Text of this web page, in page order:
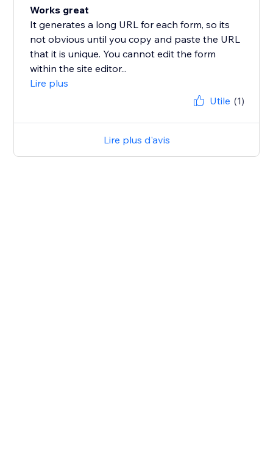
Works great
It generates a long URL for each form, so its
not obvious until you copy and paste the URL
that it is unique. You cannot edit the form
within the site editor...
Lire plus
Utile (1)
Lire plus d'avis